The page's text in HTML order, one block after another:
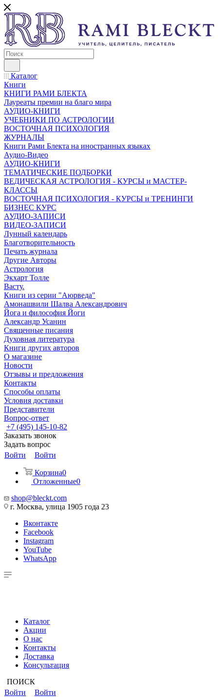
Каталог
Книги
КНИГИ РАМИ БЛЕКТА
Лауреаты премии на благо мира
АУДИО-КНИГИ
УЧЕБНИКИ ПО АСТРОЛОГИИ
ВОСТОЧНАЯ ПСИХОЛОГИЯ
ЖУРНАЛЫ
Книги Рами Блекта на иностранных языках
Аудио-Видео
АУДИО-КНИГИ
ТЕМАТИЧЕСКИЕ ПОДБОРКИ
ВЕДИЧЕСКАЯ АСТРОЛОГИЯ - КУРСЫ и МАСТЕР-
КЛАССЫ
ВОСТОЧНАЯ ПСИХОЛОГИЯ - КУРСЫ и ТРЕНИНГИ
БИЗНЕС КУРС
АУДИО-ЗАПИСИ
ВИДЕО-ЗАПИСИ
Лунный календарь
Благотворительность
Печать журнала
Другие Aвторы
Астрология
Экхарт Толле
Васту.
Книги из серии "Аюрведа"
Амонашвили Шалва Александрович
Йога и философия Йоги
Александр Усанин
Священные писания
Духовная литература
Книги других авторов
О магазине
Новости
Отзывы и предложения
Контакты
Способы оплаты
Условия доставки
Представители
Вопрос-ответ
+7 (495) 145-10-82
Заказать звонок
Задать вопрос
Войти
Войти
Корзина0
Отложенные0
shop@bleckt.com
г. Москва, улица 1905 года 23
Вконтакте
Facebook
Instagram
YouTube
WhatsApp
Каталог
Акции
О нас
Контакты
Доставка
Консультация
ПОИСК
Войти
Войти